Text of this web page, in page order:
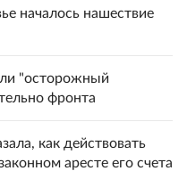
началось нашествие
"осторожный
фронта
как действовать
аресте его счета